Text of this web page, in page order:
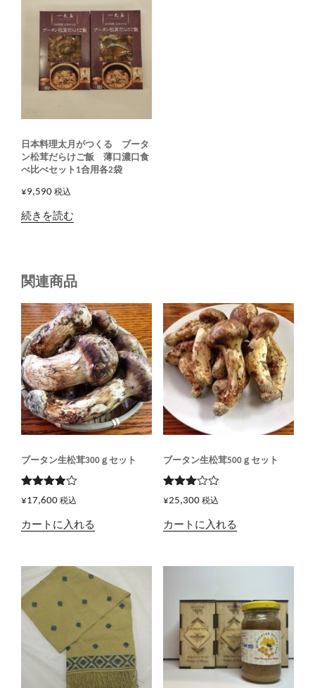
日本料理太月がつくる ブータ
ン松茸だらけご飯 薄口濃口食
べ比べセット1合用各2袋
¥9,590 税込
続きを読む
関連商品
ブータン生松茸300ｇセット
5段階で
3.83の
¥17,600 税込
カートに入れる
ブータン生松茸500ｇセット
5段階
で
の評価
¥25,300 税込
カートに入れる